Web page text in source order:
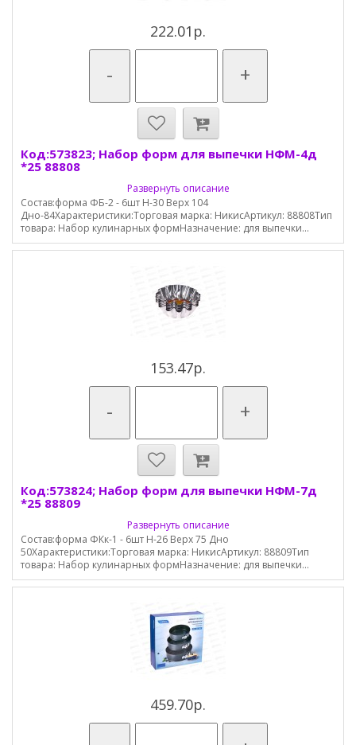
222.01р.
- +
Код:573823; Набор форм для выпечки НФМ-4д
*25 88808
Развернуть описание
Состав:форма ФБ-2 - 6шт Н-30 Верх 104
Дно-84Характеристики:Торговая марка: НикисАртикул: 88808Тип
товара: Набор кулинарных формНазначение: для выпечки...
153.47р.
- +
Код:573824; Набор форм для выпечки НФМ-7д
*25 88809
Развернуть описание
Состав:форма ФКк-1 - 6шт Н-26 Верх 75 Дно
50Характеристики:Торговая марка: НикисАртикул: 88809Тип
товара: Набор кулинарных формНазначение: для выпечки...
459.70р.